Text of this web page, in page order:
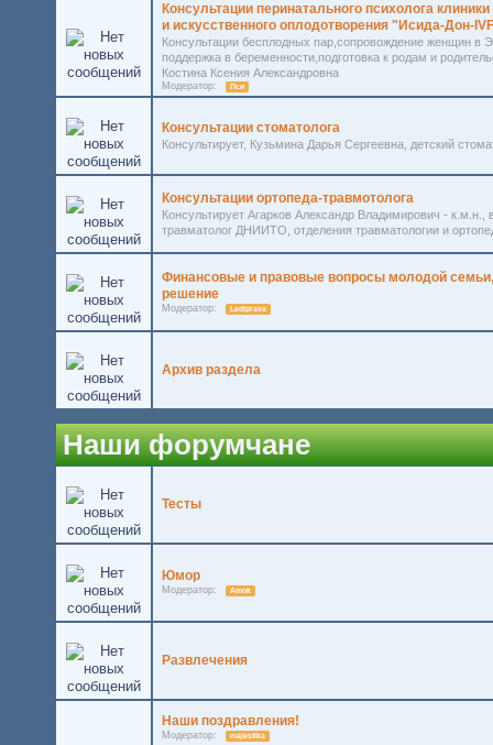
Консультации перинатального психолога
и искусственного оплодотворения "Исида-Дон-
Консультации бесплодных пар,сопровождение женщин в
поддержка в беременности,подготовка к родам и
Костина Ксения Александровна
Модератор: Пси
Консультации стоматолога
Консультирует, Кузьмина Дарья Сергеевна, детский
Консультации ортопеда-травмотолога
Консультирует Агарков Александр Владимирович - к.м.н.,
травматолог ДНИИТО, отделения травматологии и
Финансовые и правовые вопросы молодой
решение
Модератор: Lediprava
Архив раздела
Наши форумчане
Тесты
Юмор
Модератор: Amok
Развлечения
Наши поздравления!
Модератор: majestika